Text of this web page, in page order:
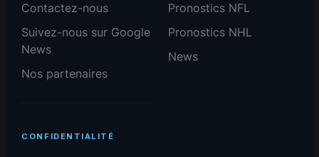
Contactez-nous
Suivez-nous sur Google
News
Nos partenaires
Pronostics NFL
Pronostics NHL
News
CONFIDENTIALITÉ